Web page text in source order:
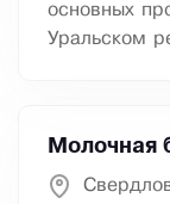
основных
Уральском
Молочная